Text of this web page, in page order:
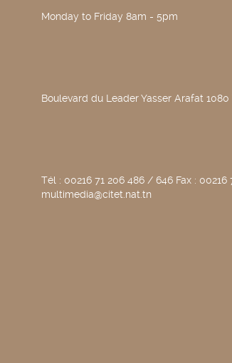
Monday to Friday 8am - 5pm
Boulevard du Leader Yasser Arafat 1080
Tél : 00216 71 206 486 / 646 Fax : 00216
multimedia@citet.nat.tn